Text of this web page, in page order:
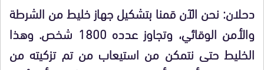
دحلان: نحن الآن قمنا بتشكيل جهاز خليط من الشرطة
والأمن الوقائي، وتجاوز عدده 1800 شخص. وهذا
الخليط حتى نتمكن من استيعاب من تم تزكيته من